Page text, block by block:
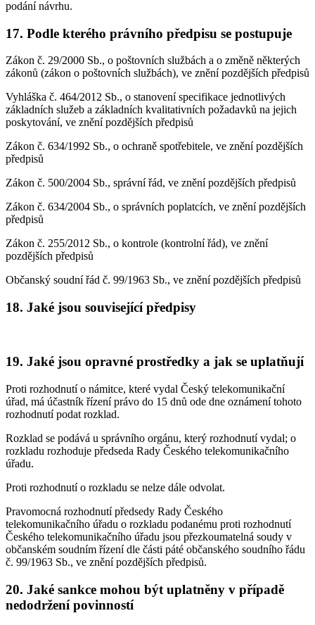
podání návrhu.
17. Podle kterého právního předpisu se postupuje
Zákon č. 29/2000 Sb., o poštovních službách a o změně některých
zákonů (zákon o poštovních službách), ve znění pozdějších předpisů
Vyhláška č. 464/2012 Sb., o stanovení specifikace jednotlivých
základních služeb a základních kvalitativních požadavků na jejich
poskytování, ve znění pozdějších předpisů
Zákon č. 634/1992 Sb., o ochraně spotřebitele, ve znění pozdějších
předpisů
Zákon č. 500/2004 Sb., správní řád, ve znění pozdějších předpisů
Zákon č. 634/2004 Sb., o správních poplatcích, ve znění pozdějších
předpisů
Zákon č. 255/2012 Sb., o kontrole (kontrolní řád), ve znění
pozdějších předpisů
Občanský soudní řád č. 99/1963 Sb., ve znění pozdějších předpisů
18. Jaké jsou související předpisy
19. Jaké jsou opravné prostředky a jak se uplatňují
Proti rozhodnutí o námitce, které vydal Český telekomunikační
úřad, má účastník řízení právo do 15 dnů ode dne oznámení tohoto
rozhodnutí podat rozklad.
Rozklad se podává u správního orgánu, který rozhodnutí vydal; o
rozkladu rozhoduje předseda Rady Českého telekomunikačního
úřadu.
Proti rozhodnutí o rozkladu se nelze dále odvolat.
Pravomocná rozhodnutí předsedy Rady Českého
telekomunikačního úřadu o rozkladu podanému proti rozhodnutí
Českého telekomunikačního úřadu jsou přezkoumatelná soudy v
občanském soudním řízení dle části páté občanského soudního řádu
č. 99/1963 Sb., ve znění pozdějších předpisů.
20. Jaké sankce mohou být uplatněny v případě
nedodržení povinností